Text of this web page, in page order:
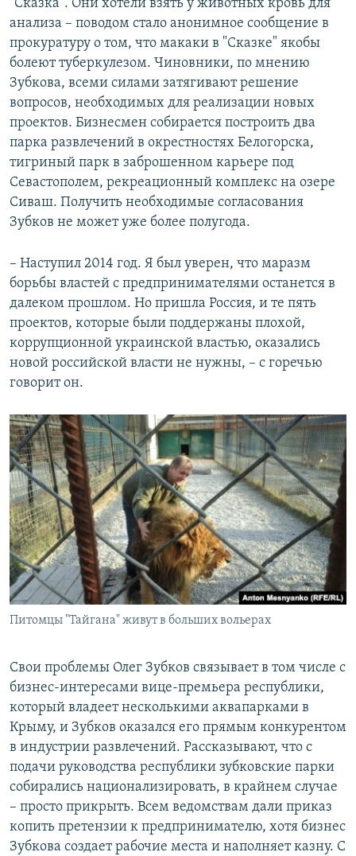
"Сказка". Они хотели взять у животных кровь для
анализа – поводом стало анонимное сообщение в
прокуратуру о том, что макаки в "Сказке" якобы
болеют туберкулезом. Чиновники, по мнению
Зубкова, всеми силами затягивают решение
вопросов, необходимых для реализации новых
проектов. Бизнесмен собирается построить два
парка развлечений в окрестностях Белогорска,
тигриный парк в заброшенном карьере под
Севастополем, рекреационный комплекс на озере
Сиваш. Получить необходимые согласования
Зубков не может уже более полугода.
– Наступил 2014 год. Я был уверен, что маразм
борьбы властей с предпринимателями останется в
далеком прошлом. Но пришла Россия, и те пять
проектов, которые были поддержаны плохой,
коррупционной украинской властью, оказались
новой российской власти не нужны, – с горечью
говорит он.
Питомцы "Тайгана" живут в больших вольерах
Свои проблемы Олег Зубков связывает в том числе с
бизнес-интересами вице-премьера республики,
который владеет несколькими аквапарками в
Крыму, и Зубков оказался его прямым конкурентом
в индустрии развлечений. Рассказывают, что с
подачи руководства республики зубковские парки
собирались национализировать, в крайнем случае
– просто прикрыть. Всем ведомствам дали приказ
копить претензии к предпринимателю, хотя бизнес
Зубкова создает рабочие места и наполняет казну. С